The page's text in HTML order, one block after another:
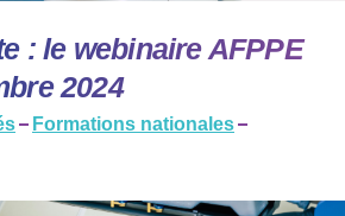
: le webinaire AFPPE
2024
Formations nationales